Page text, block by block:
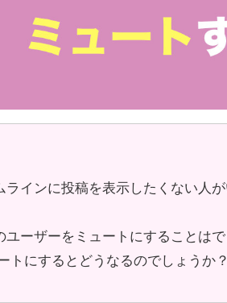
ラインに投稿を表示したくない人
ユーザーをミュートにすることはで
トにするとどうなるのでしょうか？